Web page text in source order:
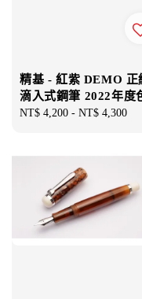
精基 - 紅紫 DEMO 正
滴入式鋼筆 2022年度
Regular
NT$ 4,200 - NT$ 4,300